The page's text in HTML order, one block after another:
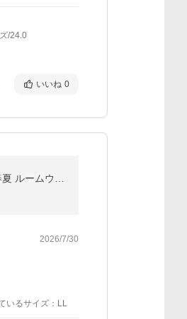
/24.0
いいね 0
2026/7/30
いるサイズ：LL